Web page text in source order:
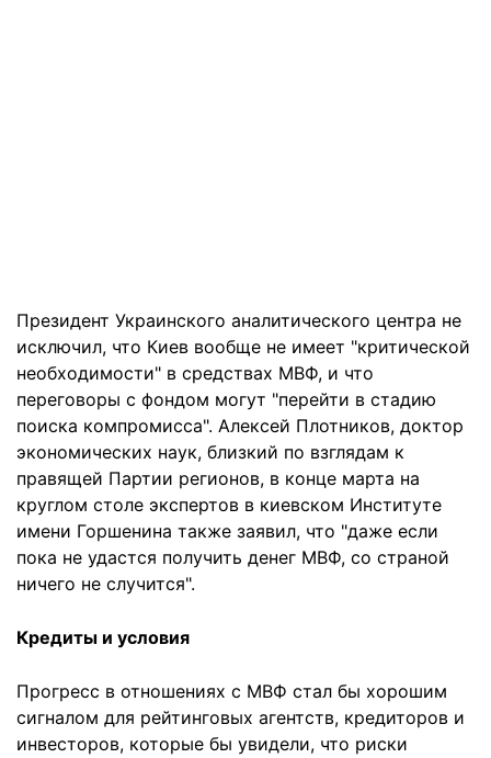
Президент Украинского аналитического центра не
исключил, что Киев вообще не имеет "критической
необходимости" в средствах МВФ, и что
переговоры с фондом могут "перейти в стадию
поиска компромисса". Алексей Плотников, доктор
экономических наук, близкий по взглядам к
правящей Партии регионов, в конце марта на
круглом столе экспертов в киевском Институте
имени Горшенина также заявил, что "даже если
пока не удастся получить денег МВФ, со страной
ничего не случится".
Кредиты и условия
Прогресс в отношениях с МВФ стал бы хорошим
сигналом для рейтинговых агентств, кредиторов и
инвесторов, которые бы увидели, что риски